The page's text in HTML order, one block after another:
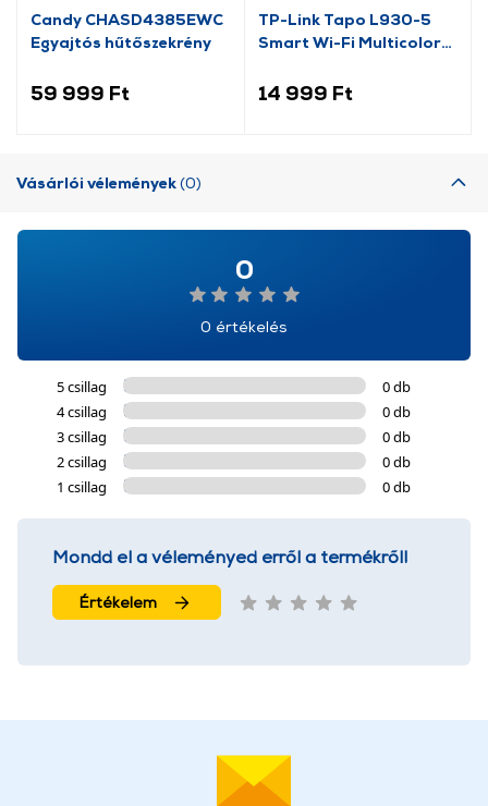
Candy CHASD4385EWC
Egyajtós hűtőszekrény
59 999 Ft
TP-Link Tapo L930-5
Smart Wi-Fi Multicolor
14 999 Ft
Vásárlói vélemények(0)
0
0 értékelés
5 csillag
0 db
4 csillag
0 db
3 csillag
0 db
2 csillag
0 db
1 csillag
0 db
Mondd el a véleményed erről a termékről!
Értékelem